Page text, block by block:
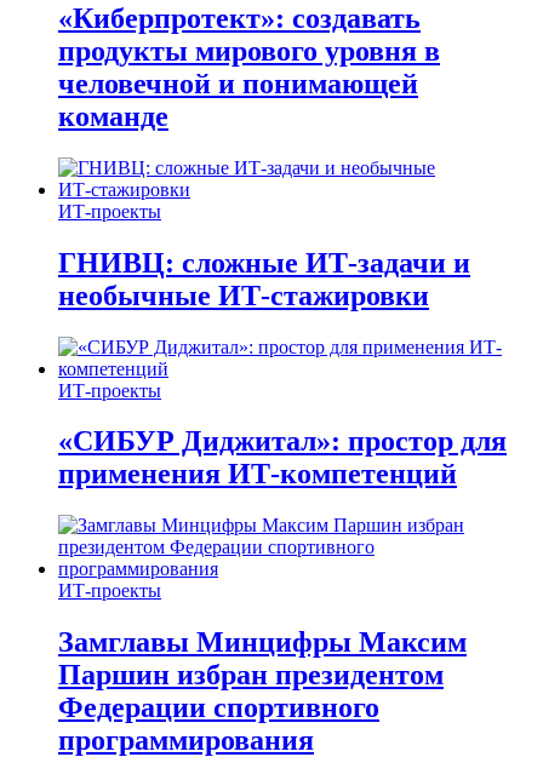
«Киберпротект»: создавать
продукты мирового уровня в
человечной и понимающей
команде
ИТ-проекты
ГНИВЦ: сложные ИТ‑задачи и
необычные ИТ‑стажировки
ИТ-проекты
«СИБУР Диджитал»: простор для
применения ИТ-компетенций
ИТ-проекты
Замглавы Минцифры Максим
Паршин избран президентом
Федерации спортивного
программирования